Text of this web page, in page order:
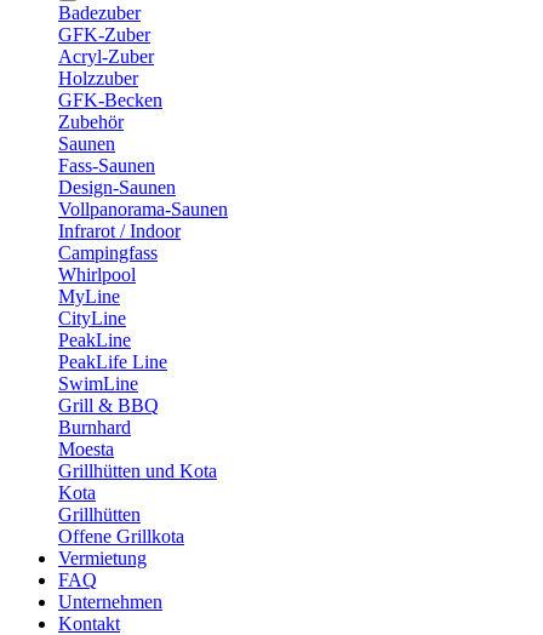
Badezuber
GFK-Zuber
Acryl-Zuber
Holzzuber
GFK-Becken
Zubehör
Saunen
Fass-Saunen
Design-Saunen
Vollpanorama-Saunen
Infrarot / Indoor
Campingfass
Whirlpool
MyLine
CityLine
PeakLine
PeakLife Line
SwimLine
Grill & BBQ
Burnhard
Moesta
Grillhütten und Kota
Kota
Grillhütten
Offene Grillkota
Vermietung
FAQ
Unternehmen
Kontakt